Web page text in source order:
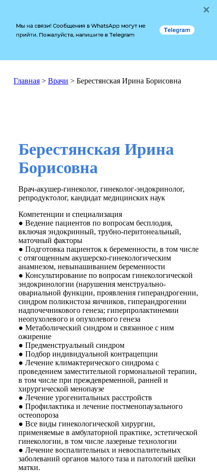
Главная > Врачи > Берестянская Ирина Борисовна
Берестянская Ирина
Борисовна
Врач-акушер-гинеколог, гинеколог-эндокринолог,
репродуктолог, кандидат медицинских наук
Компетенции и специализация
● Ведение пациентов по вопросам бесплодия,
включая эндокринный, трубно-перитонеальный,
маточный факторы
● Подготовка пациенток к беременности, в том числе
с отягощенным акушерско-гинекологическим
анамнезом, невынашиванием беременности
● Консультирование по вопросам гинекологической
эндокринологии (нарушения менструально-
овариальной функции, проявления гиперандрогении,
синдром поликистоза яичников, гиперандрогении
надпочечникового генеза; гиперпролактинемии
неопухолевого и опухолевого генеза
● Метаболический синдром и связанное с ним
ожирение
● Предменструальный синдром
● Подбор индивидуальной контрацепции
● Лечение климактерического синдрома с
проведением заместительной гормональной терапии,
в том числе при преждевременной, ранней и
хирургической менопаузе
● Лечение урогенитальных расстройств
● Профилактика и лечение постменопаузального
остеопороза
● Все виды гинекологической хирургии,
применяемые в амбулаторной практике, эстетической
гинекологии, в том числе лазерные технологии
● Лечение воспалительных и невоспалительных
заболеваний органов малого таза и патологий шейки
матки.
Telegram
Мы на связи! Сообщения в WhatsApp могут не
прийти. Пожалуйста, напишите в Telegram